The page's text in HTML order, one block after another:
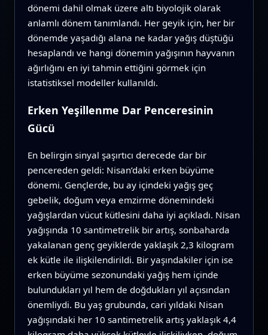
dönemi dahil olmak üzere altı biyolojik olarak
anlamlı dönem tanımlandı. Her geyik için, her bir
dönemde yaşadığı alana ne kadar yağış düştüğü
hesaplandı ve hangi dönemin yağışının hayvanın
ağırlığını en iyi tahmin ettiğini görmek için
istatistiksel modeller kullanıldı.
Erken Yeşillenme Dar Penceresinin
Gücü
En belirgin sinyal şaşırtıcı derecede dar bir
pencereden geldi: Nisan’daki erken büyüme
dönemi. Gençlerde, bu ay içindeki yağış geç
gebelik, doğum veya emzirme dönemindeki
yağışlardan vücut kütlesini daha iyi açıkladı. Nisan
yağışında 10 santimetrelik bir artış, sonbaharda
yakalanan genç geyiklerde yaklaşık 2,3 kilogram
ek kütle ile ilişkilendirildi. Bir yaşındakiler için ise
erken büyüme sezonundaki yağış hem içinde
bulundukları yıl hem de doğdukları yıl açısından
önemliydi. Bu yaş grubunda, cari yıldaki Nisan
yağışındaki her 10 santimetrelik artış yaklaşık 4,4